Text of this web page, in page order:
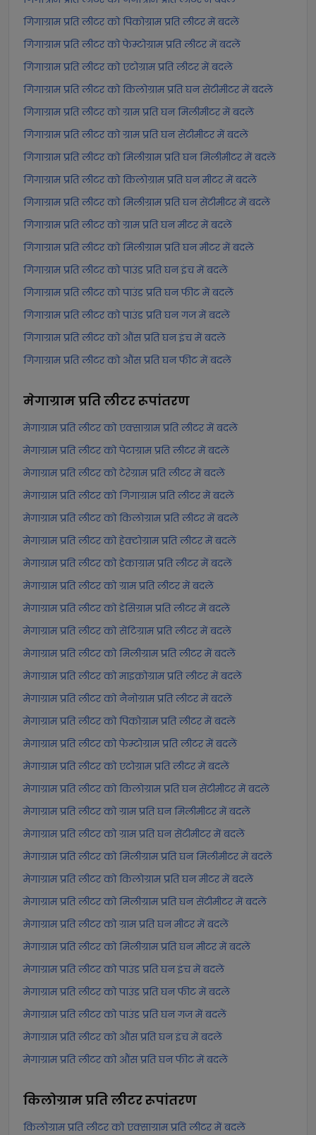
गिगाग्राम प्रति लीटर को पिकोग्राम प्रति लीटर में बदलें
गिगाग्राम प्रति लीटर को फेम्टोग्राम प्रति लीटर में बदलें
गिगाग्राम प्रति लीटर को एटोग्राम प्रति लीटर में बदलें
गिगाग्राम प्रति लीटर को किलोग्राम प्रति घन सेंटीमीटर में बदलें
गिगाग्राम प्रति लीटर को ग्राम प्रति घन मिलीमीटर में बदलें
गिगाग्राम प्रति लीटर को ग्राम प्रति घन सेंटीमीटर में बदलें
गिगाग्राम प्रति लीटर को मिलीग्राम प्रति घन मिलीमीटर में बदलें
गिगाग्राम प्रति लीटर को किलोग्राम प्रति घन मीटर में बदलें
गिगाग्राम प्रति लीटर को मिलीग्राम प्रति घन सेंटीमीटर में बदलें
गिगाग्राम प्रति लीटर को ग्राम प्रति घन मीटर में बदलें
गिगाग्राम प्रति लीटर को मिलीग्राम प्रति घन मीटर में बदलें
गिगाग्राम प्रति लीटर को पाउंड प्रति घन इंच में बदलें
गिगाग्राम प्रति लीटर को पाउंड प्रति घन फीट में बदलें
गिगाग्राम प्रति लीटर को पाउंड प्रति घन गज में बदलें
गिगाग्राम प्रति लीटर को औंस प्रति घन इंच में बदलें
गिगाग्राम प्रति लीटर को औंस प्रति घन फीट में बदलें
मेगाग्राम प्रति लीटररूपांतरण
मेगाग्राम प्रति लीटर को एक्साग्राम प्रति लीटर में बदलें
मेगाग्राम प्रति लीटर को पेटाग्राम प्रति लीटर में बदलें
मेगाग्राम प्रति लीटर को टेरेग्राम प्रति लीटर में बदलें
मेगाग्राम प्रति लीटर को गिगाग्राम प्रति लीटर में बदलें
मेगाग्राम प्रति लीटर को किलोग्राम प्रति लीटर में बदलें
मेगाग्राम प्रति लीटर को हेक्टोग्राम प्रति लीटर में बदलें
मेगाग्राम प्रति लीटर को डेकाग्राम प्रति लीटर में बदलें
मेगाग्राम प्रति लीटर को ग्राम प्रति लीटर में बदलें
मेगाग्राम प्रति लीटर को डेसिग्राम प्रति लीटर में बदलें
मेगाग्राम प्रति लीटर को सेंटिग्राम प्रति लीटर में बदलें
मेगाग्राम प्रति लीटर को मिलीग्राम प्रति लीटर में बदलें
मेगाग्राम प्रति लीटर को माइक्रोग्राम प्रति लीटर में बदलें
मेगाग्राम प्रति लीटर को नैनोग्राम प्रति लीटर में बदलें
मेगाग्राम प्रति लीटर को पिकोग्राम प्रति लीटर में बदलें
मेगाग्राम प्रति लीटर को फेम्टोग्राम प्रति लीटर में बदलें
मेगाग्राम प्रति लीटर को एटोग्राम प्रति लीटर में बदलें
मेगाग्राम प्रति लीटर को किलोग्राम प्रति घन सेंटीमीटर में बदलें
मेगाग्राम प्रति लीटर को ग्राम प्रति घन मिलीमीटर में बदलें
मेगाग्राम प्रति लीटर को ग्राम प्रति घन सेंटीमीटर में बदलें
मेगाग्राम प्रति लीटर को मिलीग्राम प्रति घन मिलीमीटर में बदलें
मेगाग्राम प्रति लीटर को किलोग्राम प्रति घन मीटर में बदलें
मेगाग्राम प्रति लीटर को मिलीग्राम प्रति घन सेंटीमीटर में बदलें
मेगाग्राम प्रति लीटर को ग्राम प्रति घन मीटर में बदलें
मेगाग्राम प्रति लीटर को मिलीग्राम प्रति घन मीटर में बदलें
मेगाग्राम प्रति लीटर को पाउंड प्रति घन इंच में बदलें
मेगाग्राम प्रति लीटर को पाउंड प्रति घन फीट में बदलें
मेगाग्राम प्रति लीटर को पाउंड प्रति घन गज में बदलें
मेगाग्राम प्रति लीटर को औंस प्रति घन इंच में बदलें
मेगाग्राम प्रति लीटर को औंस प्रति घन फीट में बदलें
किलोग्राम प्रति लीटररूपांतरण
किलोग्राम प्रति लीटर को एक्साग्राम प्रति लीटर में बदलें